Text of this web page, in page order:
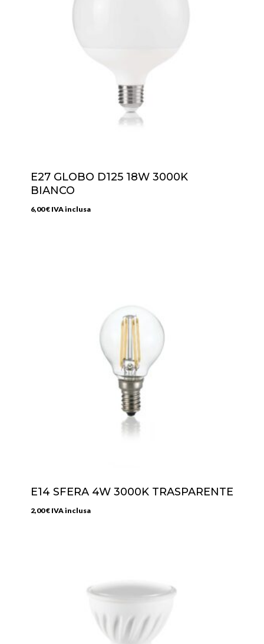
E27 GLOBO D125 18W 3000K
BIANCO
6,00€ IVA inclusa
E14 SFERA 4W 3000K TRASPARENTE
2,00€ IVA inclusa